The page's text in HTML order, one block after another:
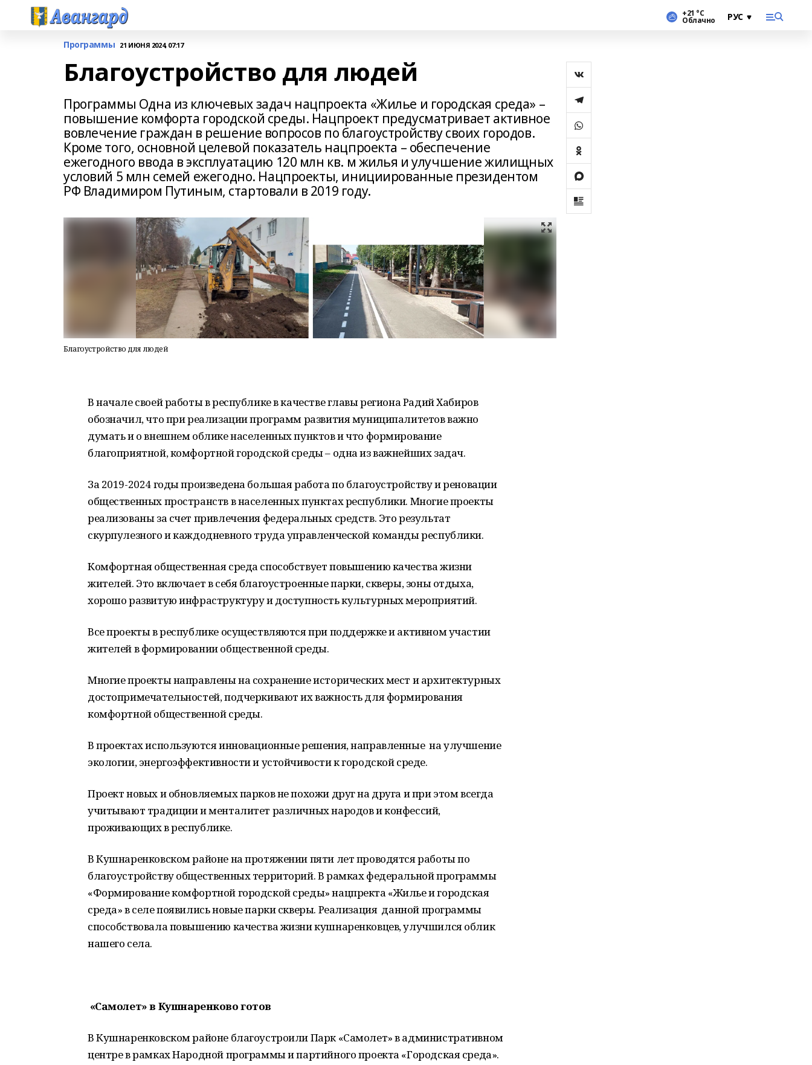
+21 °С
Облачно
Программы 21 ИЮНЯ 2024, 07:17
Благоустройство для людей
Программы Одна из ключевых задач нацпроекта «Жилье и городская среда» –
повышение комфорта городской среды. Нацпроект предусматривает активное
вовлечение граждан в решение вопросов по благоустройству своих городов.
Кроме того, основной целевой показатель нацпроекта – обеспечение
ежегодного ввода в эксплуатацию 120 млн кв. м жилья и улучшение жилищных
условий 5 млн семей ежегодно. Нацпроекты, инициированные президентом
РФ Владимиром Путиным, стартовали в 2019 году.
Благоустройство для людей
В начале своей работы в республике в качестве главы региона Радий Хабиров
обозначил, что при реализации программ развития муниципалитетов важно
думать и о внешнем облике населенных пунктов и что формирование
благоприятной, комфортной городской среды – одна из важнейших задач.
За 2019-2024 годы произведена большая работа по благоустройству и реновации
общественных пространств в населенных пунктах республики. Многие проекты
реализованы за счет привлечения федеральных средств. Это результат
скурпулезного и каждодневного труда управленческой команды республики.
Комфортная общественная среда способствует повышению качества жизни
жителей. Это включает в себя благоустроенные парки, скверы, зоны отдыха,
хорошо развитую инфраструктуру и доступность культурных мероприятий.
Все проекты в республике осуществляются при поддержке и активном участии
жителей в формировании общественной среды.
Многие проекты направлены на сохранение исторических мест и архитектурных
достопримечательностей, подчеркивают их важность для формирования
комфортной общественной среды.
В проектах используются инновационные решения, направленные на улучшение
экологии, энергоэффективности и устойчивости к городской среде.
Проект новых и обновляемых парков не похожи друг на друга и при этом всегда
учитывают традиции и менталитет различных народов и конфессий,
проживающих в республике.
В Кушнаренковском районе на протяжении пяти лет проводятся работы по
благоустройству общественных территорий. В рамках федеральной программы
«Формирование комфортной городской среды» нацпректа «Жилье и городская
среда» в селе появились новые парки скверы. Реализация данной программы
способствовала повышению качества жизни кушнаренковцев, улучшился облик
нашего села.
«Самолет» в Кушнаренково готов
В Кушнаренковском районе благоустроили Парк «Самолет» в административном
центре в рамках Народной программы и партийного проекта «Городская среда».